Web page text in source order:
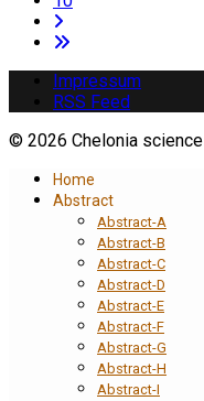
Impressum
RSS Feed
© 2026 Chelonia science
Home
Abstract
Abstract-A
Abstract-B
Abstract-C
Abstract-D
Abstract-E
Abstract-F
Abstract-G
Abstract-H
Abstract-I